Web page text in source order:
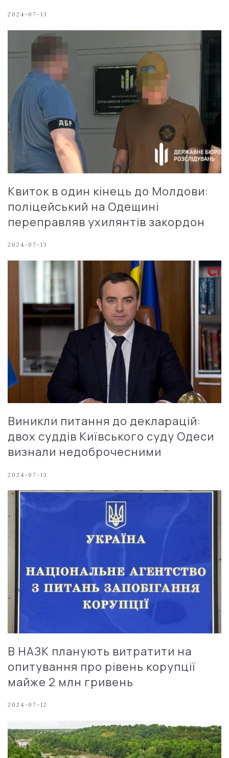
2024-07-13
Квиток в один кінець до Молдови:
поліцейський на Одещині
переправляв ухилянтів закордон
2024-07-13
Виникли питання до декларацій:
двох суддів Київського суду Одеси
визнали недоброчесними
2024-07-13
В НАЗК планують витратити на
опитування про рівень корупції
майже 2 млн гривень
2024-07-12